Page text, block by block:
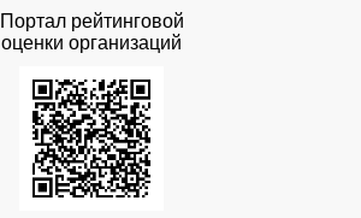
Портал рейтинговой
оценки организаций